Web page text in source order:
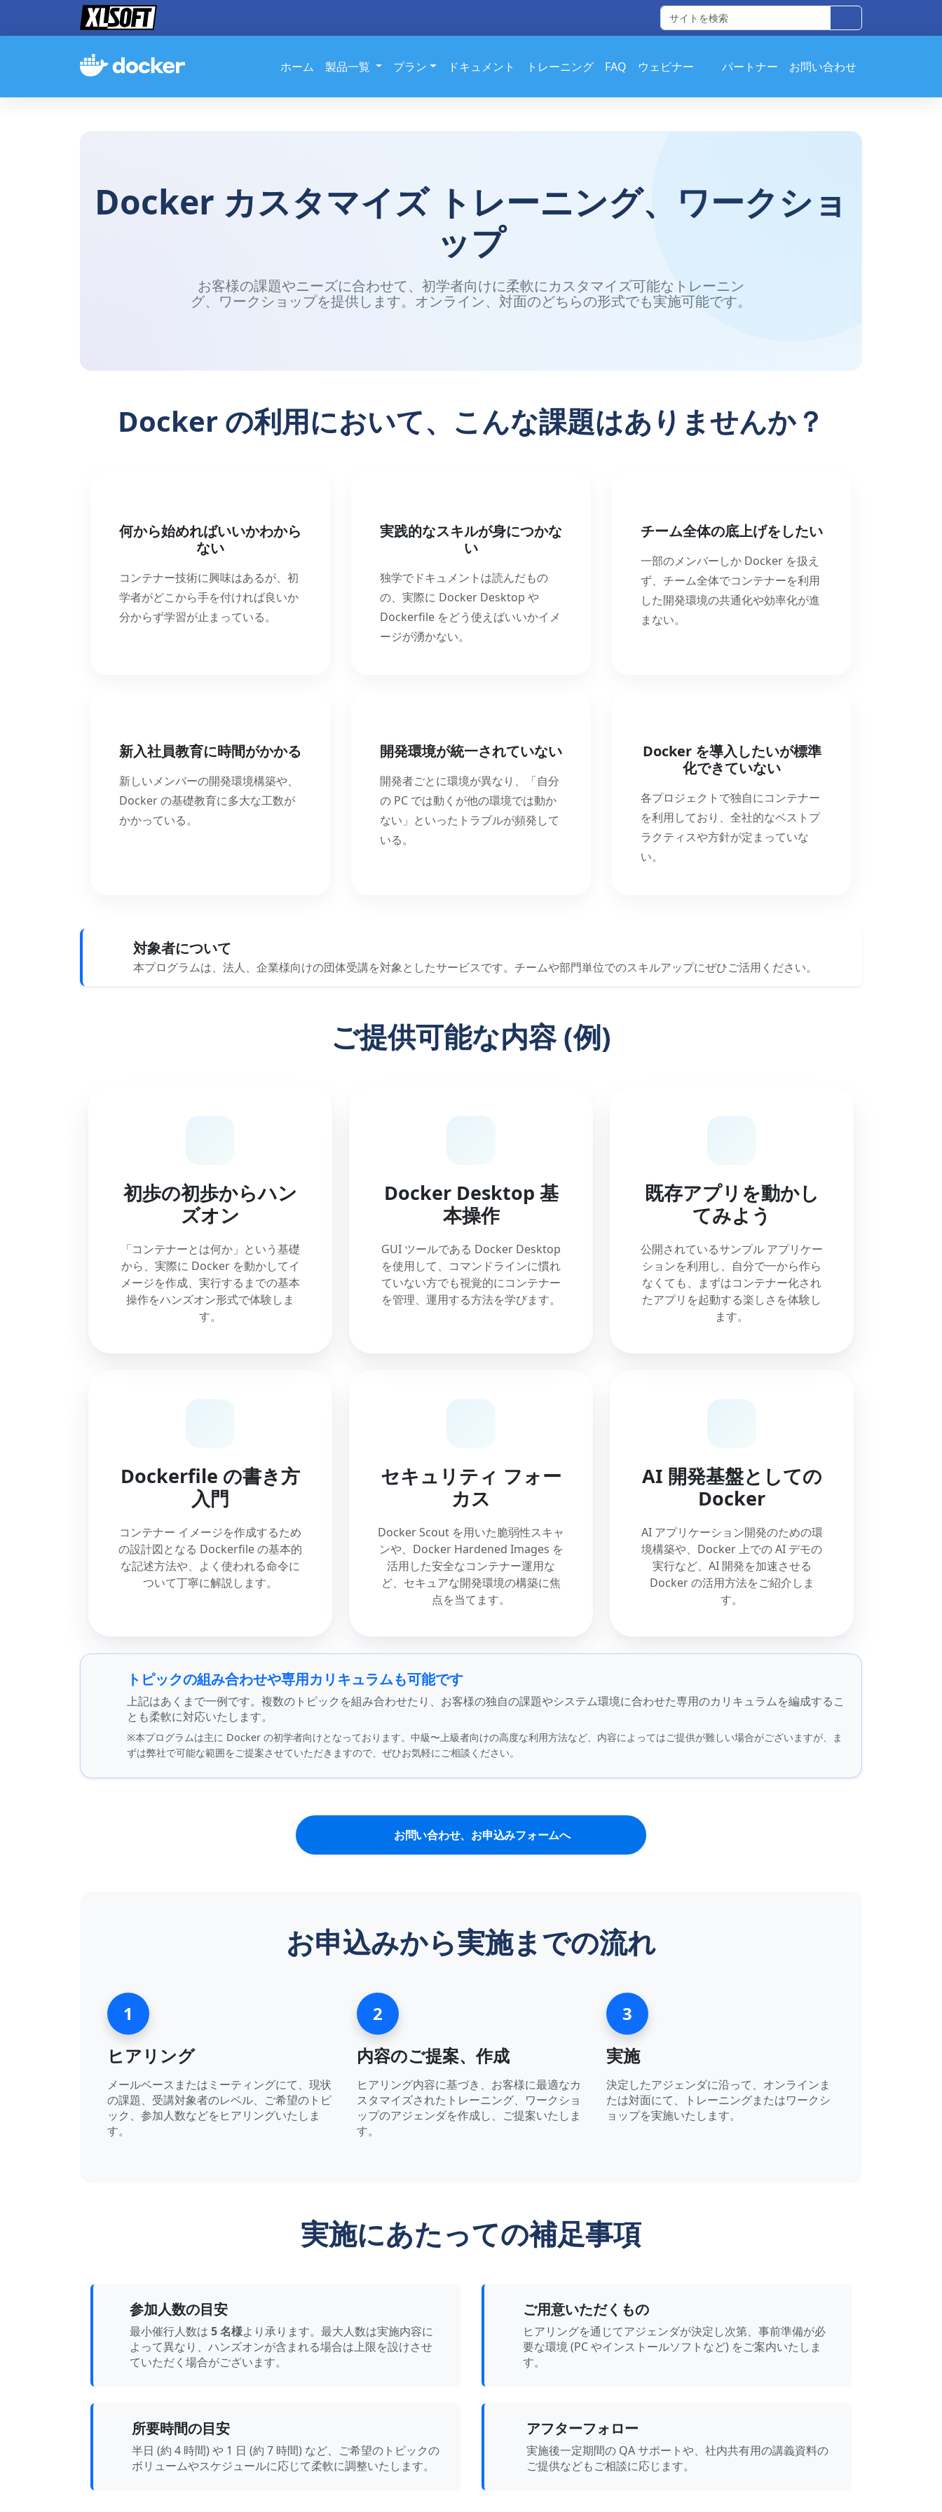
ホーム 製品一覧 プラン ドキュメント トレーニング FAQ ウェビナー パートナー お問い合わせ
Docker カスタマイズ トレーニング、ワークショ
ップ
お客様の課題やニーズに合わせて、初学者向けに柔軟にカスタマイズ可能なトレーニン
グ、ワークショップを提供します。オンライン、対面のどちらの形式でも実施可能です。
Docker の利用において、こんな課題はありませんか？
何から始めればいいかわから
ない
コンテナー技術に興味はあるが、初
学者がどこから手を付ければ良いか
分からず学習が止まっている。
実践的なスキルが身につかな
い
独学でドキュメントは読んだもの
の、実際に Docker Desktop や
Dockerfile をどう使えばいいかイメ
ージが湧かない。
チーム全体の底上げをしたい
一部のメンバーしか Docker を扱え
ず、チーム全体でコンテナーを利用
した開発環境の共通化や効率化が進
まない。
新入社員教育に時間がかかる
新しいメンバーの開発環境構築や、
Docker の基礎教育に多大な工数が
かかっている。
開発環境が統一されていない
開発者ごとに環境が異なり、「自分
の PC では動くが他の環境では動か
ない」といったトラブルが頻発して
いる。
Docker を導入したいが標準
化できていない
各プロジェクトで独自にコンテナー
を利用しており、全社的なベストプ
ラクティスや方針が定まっていな
い。
対象者について
本プログラムは、法人、企業様向けの団体受講を対象としたサービスです。チームや部門単位でのスキルアップにぜひご活用ください。
ご提供可能な内容 (例)
初歩の初歩からハン
ズオン
「コンテナーとは何か」という基礎
から、実際に Docker を動かしてイ
メージを作成、実行するまでの基本
操作をハンズオン形式で体験しま
す。
Docker Desktop 基
本操作
GUI ツールである Docker Desktop
を使用して、コマンドラインに慣れ
ていない方でも視覚的にコンテナー
を管理、運用する方法を学びます。
既存アプリを動かし
てみよう
公開されているサンプル アプリケー
ションを利用し、自分で一から作ら
なくても、まずはコンテナー化され
たアプリを起動する楽しさを体験し
ます。
Dockerfile の書き方
入門
コンテナー イメージを作成するため
の設計図となる Dockerfile の基本的
な記述方法や、よく使われる命令に
ついて丁寧に解説します。
セキュリティ フォー
カス
Docker Scout を用いた脆弱性スキャ
ンや、Docker Hardened Images を
活用した安全なコンテナー運用な
ど、セキュアな開発環境の構築に焦
点を当てます。
AI 開発基盤としての
Docker
AI アプリケーション開発のための環
境構築や、Docker 上での AI デモの
実行など、AI 開発を加速させる
Docker の活用方法をご紹介しま
す。
トピックの組み合わせや専用カリキュラムも可能です
上記はあくまで一例です。複数のトピックを組み合わせたり、お客様の独自の課題やシステム環境に合わせた専用のカリキュラムを編成するこ
とも柔軟に対応いたします。
※本プログラムは主に Docker の初学者向けとなっております。中級〜上級者向けの高度な利用方法など、内容によってはご提供が難しい場合がございますが、ま
ずは弊社で可能な範囲をご提案させていただきますので、ぜひお気軽にご相談ください。
お問い合わせ、お申込みフォームへ
お申込みから実施までの流れ
1
ヒアリング
メールベースまたはミーティングにて、現状
の課題、受講対象者のレベル、ご希望のトピ
ック、参加人数などをヒアリングいたしま
す。
2
内容のご提案、作成
ヒアリング内容に基づき、お客様に最適なカ
スタマイズされたトレーニング、ワークショ
ップのアジェンダを作成し、ご提案いたしま
す。
3
実施
決定したアジェンダに沿って、オンラインま
たは対面にて、トレーニングまたはワークシ
ョップを実施いたします。
実施にあたっての補足事項
参加人数の目安
最小催行人数は5 名様より承ります。最大人数は実施内容に
よって異なり、ハンズオンが含まれる場合は上限を設けさせ
ていただく場合がございます。
ご用意いただくもの
ヒアリングを通じてアジェンダが決定し次第、事前準備が必
要な環境 (PC やインストールソフトなど) をご案内いたしま
す。
所要時間の目安
半日 (約 4 時間) や 1 日 (約 7 時間) など、ご希望のトピックの
ボリュームやスケジュールに応じて柔軟に調整いたします。
アフターフォロー
実施後一定期間の QA サポートや、社内共有用の講義資料の
ご提供などもご相談に応じます。